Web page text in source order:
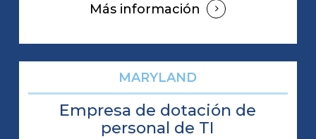
Más información
MARYLAND
Empresa de dotación de
personal de TI